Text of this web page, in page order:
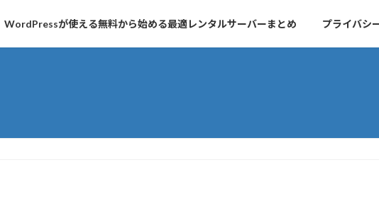
WordPressが使える無料から始める最適レンタルサーバーまとめ プライバシ